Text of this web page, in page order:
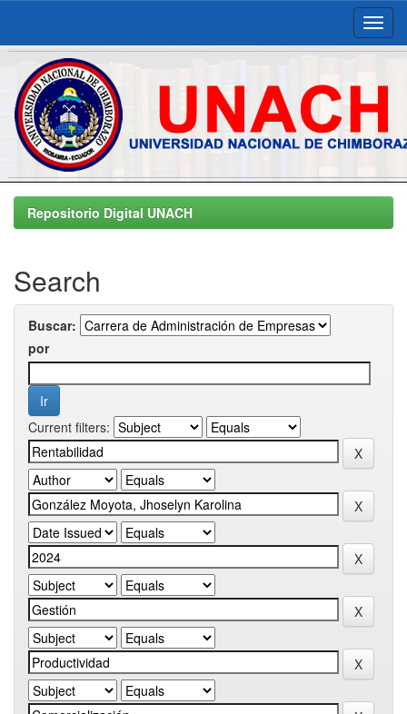
Skip
navigationRepositorio Digital UNACH
Search
Buscar:
por
Current filters: